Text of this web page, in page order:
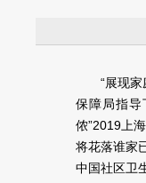
“展现
保障局指
侬”2019上
将花落谁家
中国社区卫